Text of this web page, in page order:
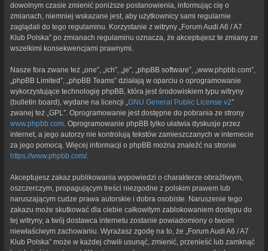
dowolnym czasie zmienić poniższe postanowienia, informując cię o
zmianach, niemniej wskazane jest, aby użytkownicy sami regularnie
zaglądali do tego regulaminu. Korzystanie z witryny „Forum Audi A6 / A7
Klub Polska” po zmianach regulaminu oznacza, że akceptujesz te zmiany ze
wszelkimi konsekwencjami prawnymi.
Nasze fora zwane też „one”, „ich”, „je”, „phpBB software”, „www.phpbb.com”,
„phpBB Limited”, „phpBB Teams” działają w oparciu o oprogramowanie
wykorzystujące technologię phpBB, która jest środowiskiem typu witryny
(bulletin board), wydane na licencji „GNU General Public License v2”
zwanej też „GPL”. Oprogramowanie jest dostępne do pobrania ze strony
www.phpbb.com. Oprogramowanie phpBB tylko ułatwia dyskusje przez
internet, a jego autorzy nie kontrolują tekstów zamieszczanych w internecie
za jego pomocą. Więcej informacji o phpBB można znaleźć na stronie
https://www.phpbb.com/.
Akceptujesz zakaz publikowania wypowiedzi o charakterze obraźliwym,
oszczerczym, propagującym treści niezgodne z polskim prawem lub
naruszającym cudze prawa autorskie i dobra osobiste. Naruszenie tego
zakazu może skutkować dla ciebie całkowitym zablokowaniem dostępu do
tej witryny, a twój dostawca internetu zostanie powiadomiony o twoim
niewłaściwym zachowaniu. Wyrażasz zgodę na to, że „Forum Audi A6 / A7
Klub Polska” może w każdej chwili usunąć, zmienić, przenieść lub zamknąć